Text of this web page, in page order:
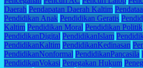
Daerah Pendapatan Daerah Kaltim
Pendidikan Anak Pendidikan Geratis
Kaltim Pendidikan Moral Pendidikan Politik
PendidikanDigital PendidikanIslam
PendidikanKaltim PendidikanKedinasan
PendidikanNonformal PendidikanPancasila
PendidikanVokasi Penegakan Hukum